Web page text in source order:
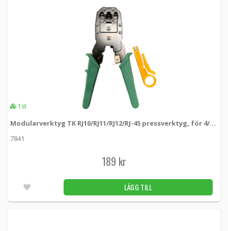
1st
Modularverktyg TK RJ10/RJ11/RJ12/RJ-45 pressverktyg, för 4/6/8-stifts kontakter
7841
189 kr
LÄGG TILL